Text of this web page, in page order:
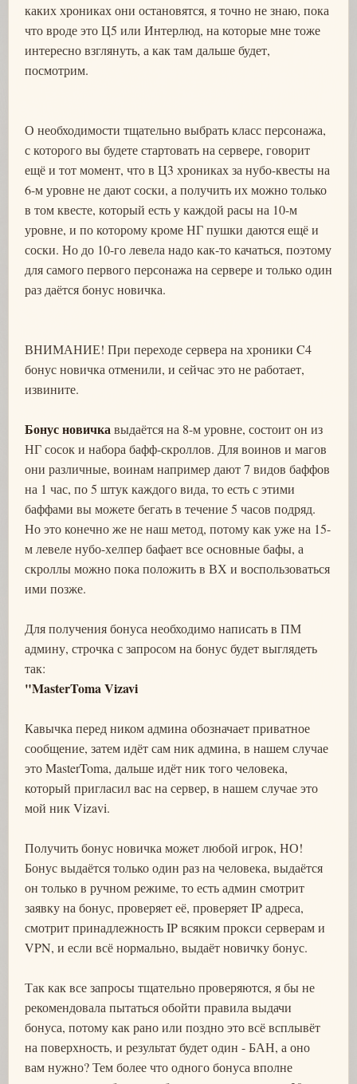
каких хрониках они остановятся, я точно не знаю, пока
что вроде это Ц5 или Интерлюд, на которые мне тоже
интересно взглянуть, а как там дальше будет,
посмотрим.
О необходимости тщательно выбрать класс персонажа,
с которого вы будете стартовать на сервере, говорит
ещё и тот момент, что в Ц3 хрониках за нубо-квесты на
6-м уровне не дают соски, а получить их можно только
в том квесте, который есть у каждой расы на 10-м
уровне, и по которому кроме НГ пушки даются ещё и
соски. Но до 10-го левела надо как-то качаться, поэтому
для самого первого персонажа на сервере и только один
раз даётся бонус новичка.
ВНИМАНИЕ! При переходе сервера на хроники C4
бонус новичка отменили, и сейчас это не работает,
извините.
Бонус новичка выдаётся на 8-м уровне, состоит он из
НГ сосок и набора бафф-скроллов. Для воинов и магов
они различные, воинам например дают 7 видов баффов
на 1 час, по 5 штук каждого вида, то есть с этими
баффами вы можете бегать в течение 5 часов подряд.
Но это конечно же не наш метод, потому как уже на 15-
м левеле нубо-хелпер бафает все основные бафы, а
скроллы можно пока положить в ВХ и воспользоваться
ими позже.
Для получения бонуса необходимо написать в ПМ
админу, строчка с запросом на бонус будет выглядеть
так:
"MasterToma Vizavi
Кавычка перед ником админа обозначает приватное
сообщение, затем идёт сам ник админа, в нашем случае
это MasterToma, дальше идёт ник того человека,
который пригласил вас на сервер, в нашем случае это
мой ник Vizavi.
Получить бонус новичка может любой игрок, НО!
Бонус выдаётся только один раз на человека, выдаётся
он только в ручном режиме, то есть админ смотрит
заявку на бонус, проверяет её, проверяет IP адреса,
смотрит принадлежность IP всяким прокси серверам и
VPN, и если всё нормально, выдаёт новичку бонус.
Так как все запросы тщательно проверяются, я бы не
рекомендовала пытаться обойти правила выдачи
бонуса, потому как рано или поздно это всё всплывёт
на поверхность, и результат будет один - БАН, а оно
вам нужно? Тем более что одного бонуса вполне